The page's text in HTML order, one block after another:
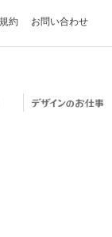
約 お問い合わせ